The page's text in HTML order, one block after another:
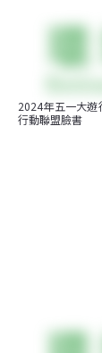
2024年五一大
行動聯盟臉書